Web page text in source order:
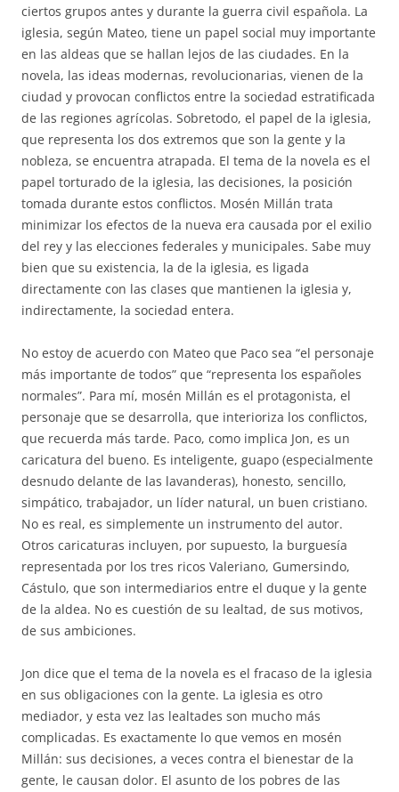
ciertos grupos antes y durante la guerra civil española. La
iglesia, según Mateo, tiene un papel social muy importante
en las aldeas que se hallan lejos de las ciudades. En la
novela, las ideas modernas, revolucionarias, vienen de la
ciudad y provocan conflictos entre la sociedad estratificada
de las regiones agrícolas. Sobretodo, el papel de la iglesia,
que representa los dos extremos que son la gente y la
nobleza, se encuentra atrapada. El tema de la novela es el
papel torturado de la iglesia, las decisiones, la posición
tomada durante estos conflictos. Mosén Millán trata
minimizar los efectos de la nueva era causada por el exilio
del rey y las elecciones federales y municipales. Sabe muy
bien que su existencia, la de la iglesia, es ligada
directamente con las clases que mantienen la iglesia y,
indirectamente, la sociedad entera.
No estoy de acuerdo con Mateo que Paco sea “el personaje
más importante de todos” que “representa los españoles
normales”. Para mí, mosén Millán es el protagonista, el
personaje que se desarrolla, que interioriza los conflictos,
que recuerda más tarde. Paco, como implica Jon, es un
caricatura del bueno. Es inteligente, guapo (especialmente
desnudo delante de las lavanderas), honesto, sencillo,
simpático, trabajador, un líder natural, un buen cristiano.
No es real, es simplemente un instrumento del autor.
Otros caricaturas incluyen, por supuesto, la burguesía
representada por los tres ricos Valeriano, Gumersindo,
Cástulo, que son intermediarios entre el duque y la gente
de la aldea. No es cuestión de su lealtad, de sus motivos,
de sus ambiciones.
Jon dice que el tema de la novela es el fracaso de la iglesia
en sus obligaciones con la gente. La iglesia es otro
mediador, y esta vez las lealtades son mucho más
complicadas. Es exactamente lo que vemos en mosén
Millán: sus decisiones, a veces contra el bienestar de la
gente, le causan dolor. El asunto de los pobres de las